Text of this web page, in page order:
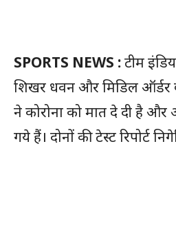
SPORTS NEWS :टीम
शिखर धवन और मिडिल ऑर्डर
ने कोरोना को मात दे दी है और
गये हैं। दोनों की टेस्ट रिपोर्ट